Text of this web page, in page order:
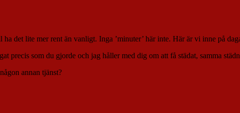
det lite mer rent än vanligt. Inga ’minuter’ här inte. Här är vi inne på
precis som du gjorde och jag håller med dig om att få städat, samma
annan tjänst?